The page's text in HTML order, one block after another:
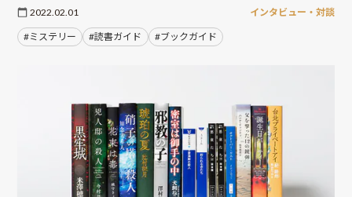
2022.02.01 インタビュー・対談
#ミステリー #読書ガイド #ブックガイド